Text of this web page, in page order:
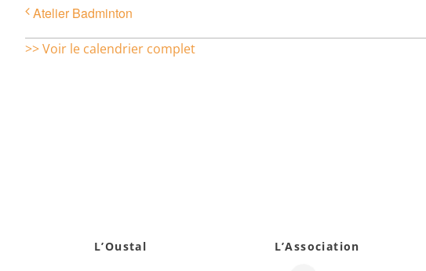
Atelier Badminton
>> Voir le calendrier complet
L’Oustal L’Association